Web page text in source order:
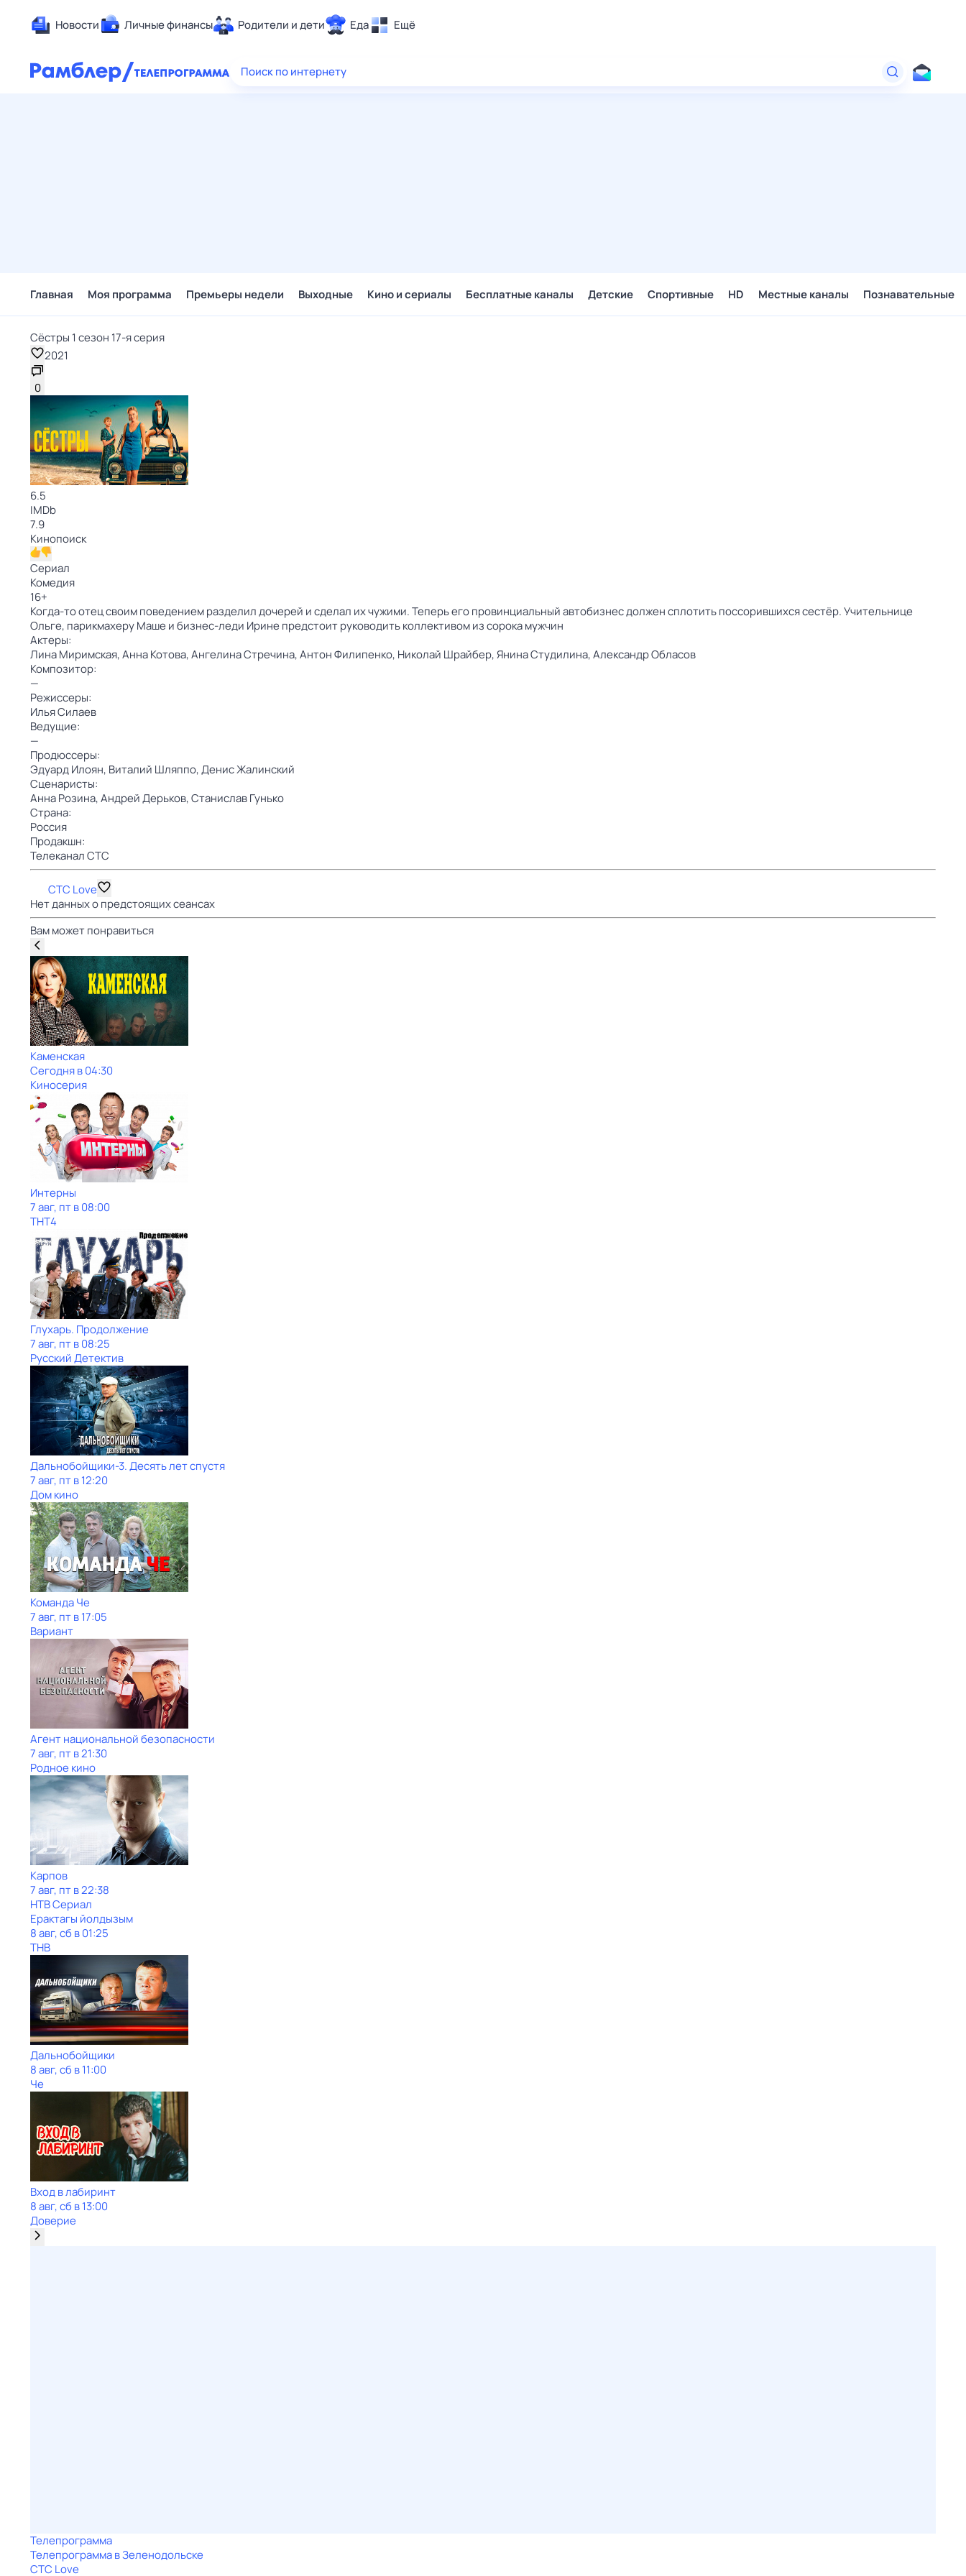
Новости Личные финансы Родители и дети Еда Ещё
Здоровье
Поиск по интернету
Главная Моя программа Премьеры недели Выходные Кино и сериалы Бесплатные каналы Детские Спортивные HD Местные каналы Познавательные
Сёстры 1 сезон 17-я серия
2021
0
6.5
IMDb
7.9
Кинопоиск
Сериал
Комедия
16+
Когда-то отец своим поведением разделил дочерей и сделал их чужими. Теперь его провинциальный автобизнес должен сплотить поссорившихся сестёр. Учительнице
Ольге, парикмахеру Маше и бизнес-леди Ирине предстоит руководить коллективом из сорока мужчин
Актеры:
Лина Миримская,Анна Котова,Ангелина Стречина,Антон Филипенко, Николай Шрайбер,Янина Студилина,Александр Обласов
Композитор:
—
Режиссеры:
Илья Силаев
Ведущие:
—
Продюссеры:
Эдуард Илоян, Виталий Шляппо,Денис Жалинский
Сценаристы:
Анна Розина,Андрей Дерьков,Станислав Гунько
Страна:
Россия
Продакшн:
Телеканал СТС
СТС Love
Нет данных о предстоящих сеансах
Вам может понравиться
Каменская
Сегодня в 04:30
Киносерия
Интерны
7 авг, пт в 08:00
ТНТ4
Глухарь. Продолжение
7 авг, пт в 08:25
Русский Детектив
Дальнобойщики-3. Десять лет спустя
7 авг, пт в 12:20
Дом кино
Команда Че
7 авг, пт в 17:05
Вариант
Агент национальной безопасности
7 авг, пт в 21:30
Родное кино
Карпов
7 авг, пт в 22:38
НТВ Сериал
Ерактагы йолдызым
8 авг, сб в 01:25
ТНВ
Дальнобойщики
8 авг, сб в 11:00
Че
Вход в лабиринт
8 авг, сб в 13:00
Доверие
Телепрограмма
Телепрограмма в Зеленодольске
СТС Love